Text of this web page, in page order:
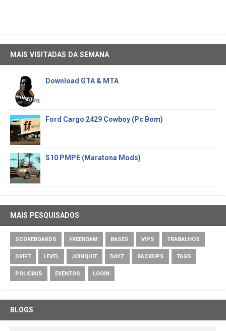
MAIS VISITADAS DA SEMANA
Download GTA & MTA
Ford Cargo 2429 Cowboy (Pc Bom)
S10 PMPE (Maratona Mods)
MAIS PESQUISADOS
SCOREBOARDS FREEROAM BASES VIPS TRABALHOS
DRIFT LEVEL JOINQUIT DAYZ BACKUPS TAGS
POLICIAIS EVENTOS LOGIN
BLOGS